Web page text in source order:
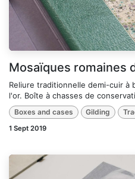
Mosaïques romaines
Reliure traditionnelle demi-cuir à
l'or. Boîte à chasses de
Boxes and cases Gilding
1 Sept 2019